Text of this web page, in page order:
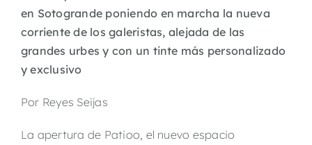
en Sotogrande poniendo en marcha la nueva
corriente de los galeristas, alejada de las
grandes urbes y con un tinte más personalizado
y exclusivo
Por Reyes Seijas
La apertura de Patioo, el nuevo espacio